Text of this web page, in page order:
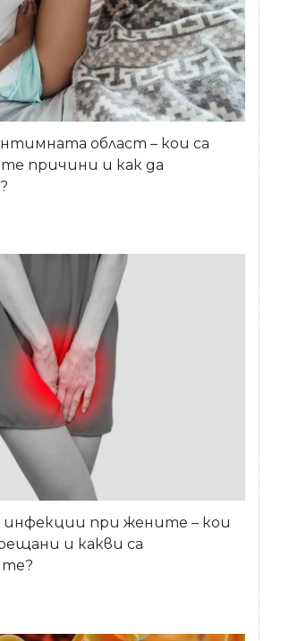
област – кои са
причини и как да
инфекции при жените – кои
и какви са